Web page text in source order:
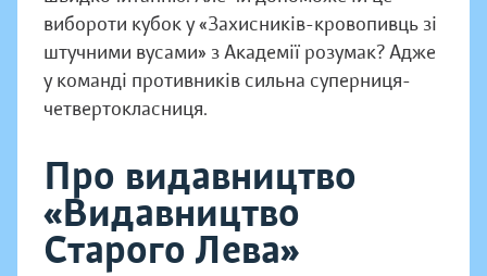
вибороти кубок у «Захисників-кровопивць зі
штучними вусами» з Академії розумак? Адже
у команді противників сильна суперниця-
четвертокласниця.
Про видавництво
«Видавництво
Старого Лева»